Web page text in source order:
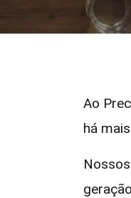
Ao
há